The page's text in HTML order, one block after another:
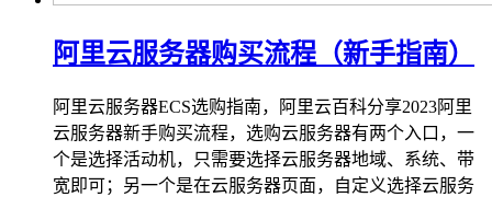
阿里云服务器购买流程（新手指南）
阿里云服务器ECS选购指南，阿里云百科分享2023阿里
云服务器新手购买流程，选购云服务器有两个入口，一
个是选择活动机，只需要选择云服务器地域、系统、带
宽即可；另一个是在云服务器页面，自定义选择云服务